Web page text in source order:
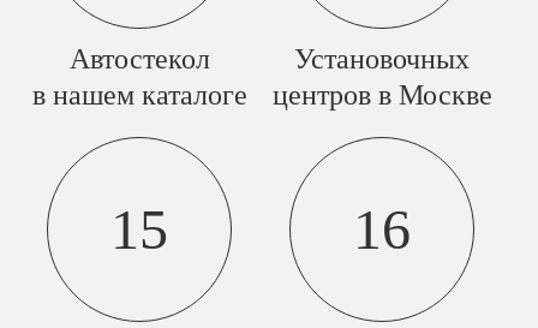
Автостекол
в нашем каталоге
Установочных
центров в Москве
15 16